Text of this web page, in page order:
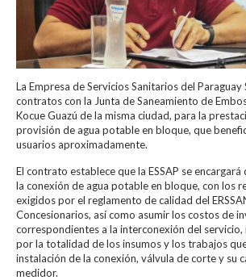
La Empresa de Servicios Sanitarios del Paraguay
contratos con la Junta de Saneamiento de
Kocue Guazú de la misma ciudad, para la
provisión de agua potable en bloque, que
usuarios aproximadamente.
El contrato establece que la ESSAP se
la conexión de agua potable en bloque, con los
exigidos por el reglamento de calidad del
Concesionarios, así como asumir los costos de
correspondientes a la interconexión del
por la totalidad de los insumos y los trabajos
instalación de la conexión, válvula de corte y su
medidor.